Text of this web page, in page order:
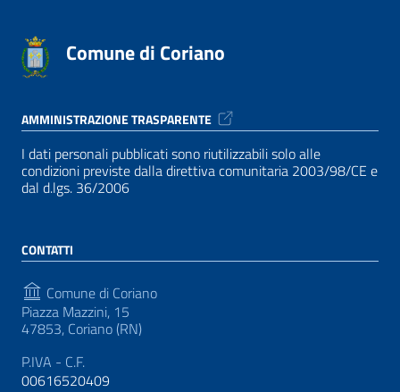
Comune di Coriano
AMMINISTRAZIONE TRASPARENTE
I dati personali pubblicati sono riutilizzabili solo alle
condizioni previste dalla direttiva comunitaria 2003/98/CE e
dal d.lgs. 36/2006
CONTATTI
Comune di Coriano
Piazza Mazzini, 15
47853, Coriano (RN)
P.IVA - C.F.
00616520409